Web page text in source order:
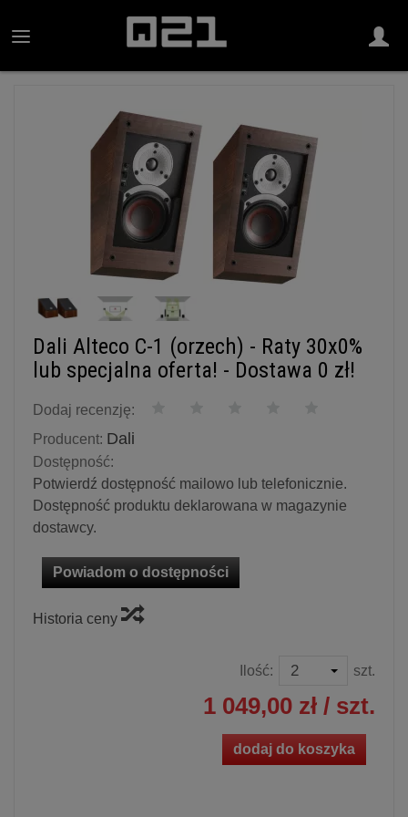
Dali Alteco C-1 (orzech) - Raty 30x0%
lub specjalna oferta! - Dostawa 0 zł!
Dodaj recenzję:
Producent: Dali
Dostępność:
Potwierdź dostępność mailowo lub telefonicznie.
Dostępność produktu deklarowana w magazynie
dostawcy.
Powiadom o dostępności
Historia ceny
Ilość: szt.
1 049,00 zł / szt.
dodaj do koszyka